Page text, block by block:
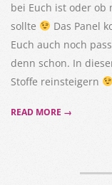
bei Euch ist oder ob
sollte
Das Panel
Euch auch noch
denn schon. In
Stoffe reinsteigern
READ MORE →